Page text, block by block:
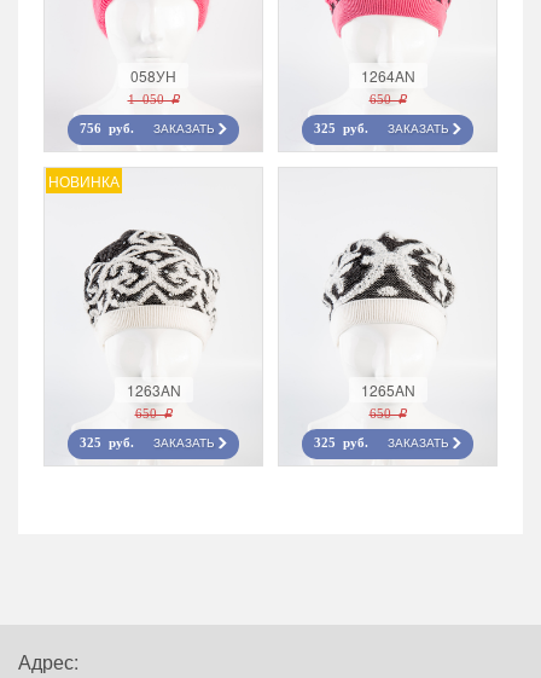
058УН
1 050 r
756 руб. ЗАКАЗАТЬ
1264AN
650 r
325 руб. ЗАКАЗАТЬ
НОВИНКА
1263AN
650 r
325 руб. ЗАКАЗАТЬ
1265AN
650 r
325 руб. ЗАКАЗАТЬ
Адрес: